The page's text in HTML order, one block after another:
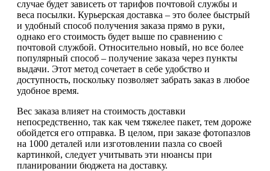
случае будет зависеть от тарифов почтовой службы и
веса посылки. Курьерская доставка – это более быстрый
и удобный способ получения заказа прямо в руки,
однако его стоимость будет выше по сравнению с
почтовой службой. Относительно новый, но все более
популярный способ – получение заказа через пункты
выдачи. Этот метод сочетает в себе удобство и
доступность, поскольку позволяет забрать заказ в любое
удобное время.
Вес заказа влияет на стоимость доставки
непосредственно, так как чем тяжелее пакет, тем дороже
обойдется его отправка. В целом, при заказе фотопазлов
на 1000 деталей или изготовлении пазла со своей
картинкой, следует учитывать эти нюансы при
планировании бюджета на доставку.